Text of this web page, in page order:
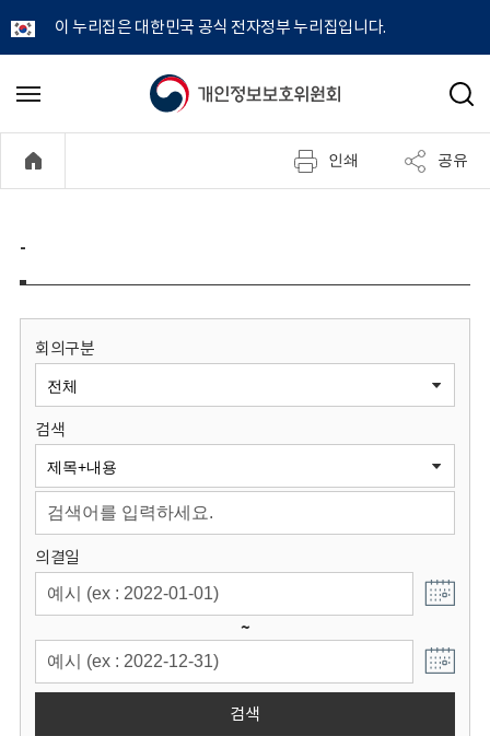
이 누리집은 대한민국 공식 전자정부 누리집입니다.
개
정
보
원
회
메
기
검
인쇄 공유
-
회의구분
검색
의결일
~
검색